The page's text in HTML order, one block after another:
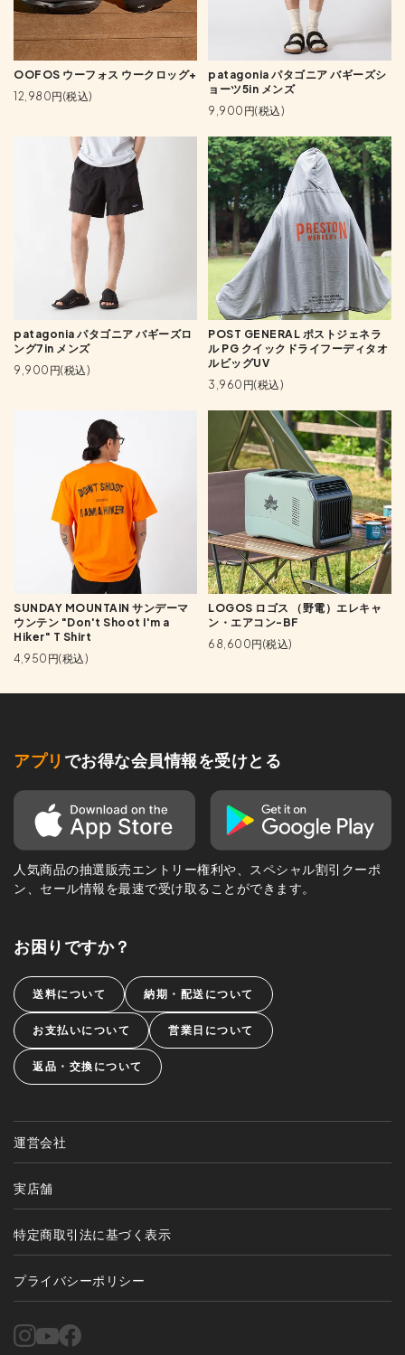
OOFOS ウーフォス ウークロッグ+
12,980円(税込)
patagonia パタゴニア バギーズシ
ョーツ5in メンズ
9,900円(税込)
patagonia パタゴニア バギーズロ
ング7in メンズ
9,900円(税込)
POST GENERAL ポストジェネラ
ル PG クイックドライフーディタオ
ルビッグUV
3,960円(税込)
SUNDAY MOUNTAIN サンデーマ
ウンテン "Don't Shoot I'm a
Hiker" T Shirt
4,950円(税込)
LOGOS ロゴス （野電）エレキャ
ン・エアコン-BF
68,600円(税込)
アプリ でお得な会員情報を受けとる
人気商品の抽選販売エントリー権利や、スペシャル割引クーポ
ン、セール情報を最速で受け取ることができます。
お困りですか？
送料について 納期・配送について
お支払いについて 営業日について
返品・交換について
運営会社
実店舗
特定商取引法に基づく表示
プライバシーポリシー